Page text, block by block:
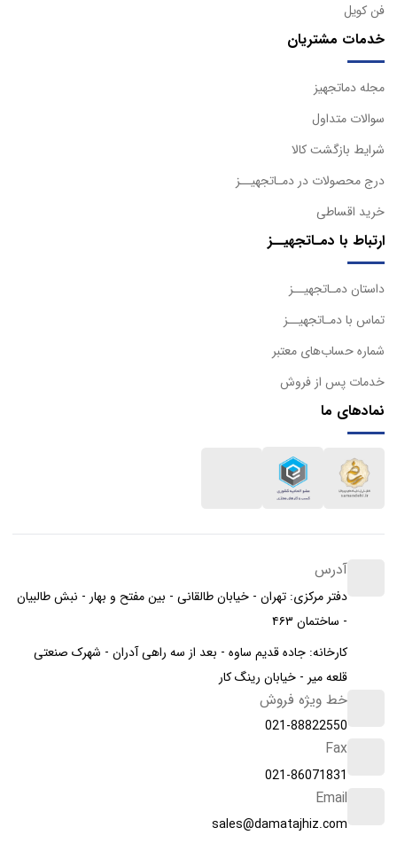
فن کویل
خدمات مشتریان
مجله دماتجهیز
سوالات متداول
شرایط بازگشت کالا
درج محصولات در دمـاتجهیــز
خرید اقساطی
ارتباط با دمـاتجهیــز
داستان دمـاتجهیــز
تماس با دمـاتجهیــز
شماره حساب‌های معتبر
خدمات پس از فروش
نمادهای ما
آدرس
دفتر مرکزی: تهران - خیابان طالقانی - بین مفتح و بهار - نبش طالبیان
- ساختمان ۴۶۳
کارخانه: جاده قدیم ساوه - بعد از سه راهی آدران - شهرک صنعتی
قلعه میر - خیابان رینگ کار
خط ویژه فروش
021-88822550
Fax
021-86071831
Email
sales@damatajhiz.com